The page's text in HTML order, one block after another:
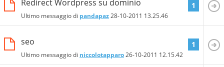
Redirect Wordpress su dominio
Ultimo messaggio di pandapaz28-10-2011 13.25.46
1
seo
Ultimo messaggio di niccolotapparo26-10-2011 12.15.42
1